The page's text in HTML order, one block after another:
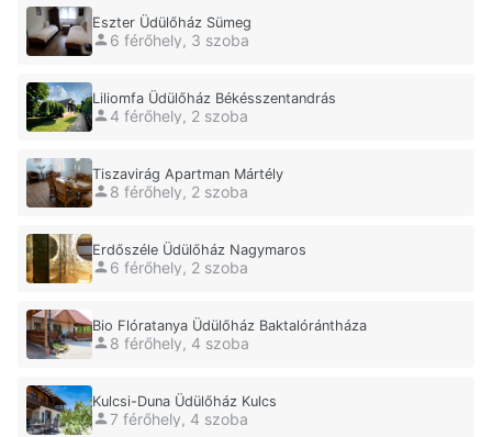
Eszter Üdülőház Sümeg
6 férőhely, 3 szoba
Liliomfa Üdülőház Békésszentandrás
4 férőhely, 2 szoba
Tiszavirág Apartman Mártély
8 férőhely, 2 szoba
Erdőszéle Üdülőház Nagymaros
6 férőhely, 2 szoba
Bio Flóratanya Üdülőház Baktalórántháza
8 férőhely, 4 szoba
Kulcsi-Duna Üdülőház Kulcs
7 férőhely, 4 szoba